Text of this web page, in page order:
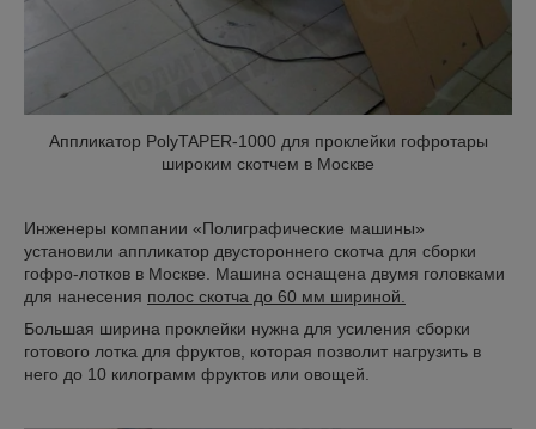
Аппликатор PolyTAPER-1000 для проклейки гофротары
широким скотчем в Москве
Инженеры компании «Полиграфические машины»
установили аппликатор двустороннего скотча для сборки
гофро-лотков в Москве. Машина оснащена двумя головками
для нанесения полос скотча до 60 мм шириной.
Большая ширина проклейки нужна для усиления сборки
готового лотка для фруктов, которая позволит нагрузить в
него до 10 килограмм фруктов или овощей.